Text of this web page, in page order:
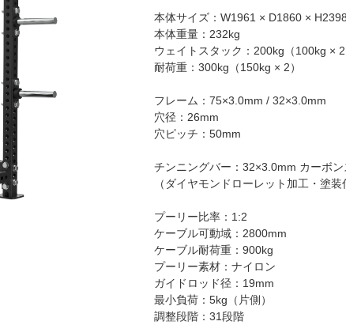
本体サイズ：W1961 × D1860 ×
本体重量：232kg
ウェイトスタック：200kg（100kg × 2
耐荷重：300kg（150kg × 2）
フレーム：75×3.0mm / 32×3.0mm
穴径：26mm
穴ピッチ：50mm
チンニングバー：32×3.0mm カーボン
（ダイヤモンドローレット加工・塗装
プーリー比率：1:2
ケーブル可動域：2800mm
ケーブル耐荷重：900kg
プーリー素材：ナイロン
ガイドロッド径：19mm
最小負荷：5kg（片側）
調整段階：31段階